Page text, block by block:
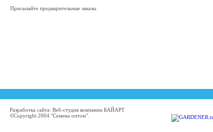
Присылайте предварительные заказы
Разработка сайта: Веб-студия компании БАЙАРТ
©Copyright 2004 "Семена оптом".